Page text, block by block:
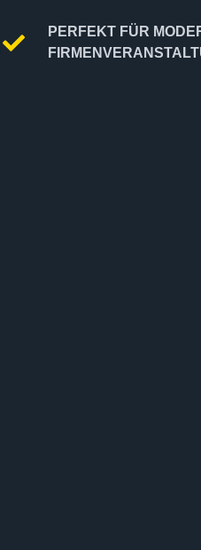
PERFEKT FÜR